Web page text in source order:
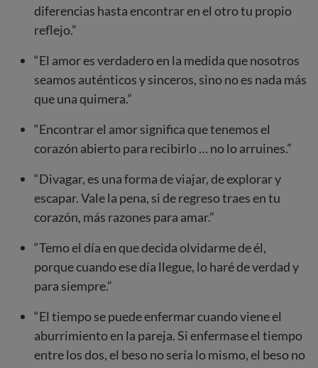
diferencias hasta encontrar en el otro tu propio
reflejo.”
“El amor es verdadero en la medida que nosotros
seamos auténticos y sinceros, sino no es nada más
que una quimera.”
“Encontrar el amor significa que tenemos el
corazón abierto para recibirlo … no lo arruines.”
“Divagar, es una forma de viajar, de explorar y
escapar. Vale la pena, si de regreso traes en tu
corazón, más razones para amar.”
“Temo el día en que decida olvidarme de él,
porque cuando ese día llegue, lo haré de verdad y
para siempre.”
“El tiempo se puede enfermar cuando viene el
aburrimiento en la pareja. Si enfermase el tiempo
entre los dos, el beso no sería lo mismo, el beso no